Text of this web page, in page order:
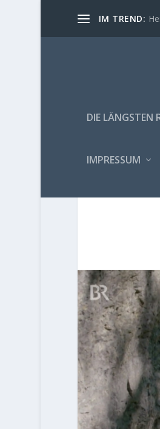
IM TREND:
DIE LÄNGSTEN
IMPRESSUM